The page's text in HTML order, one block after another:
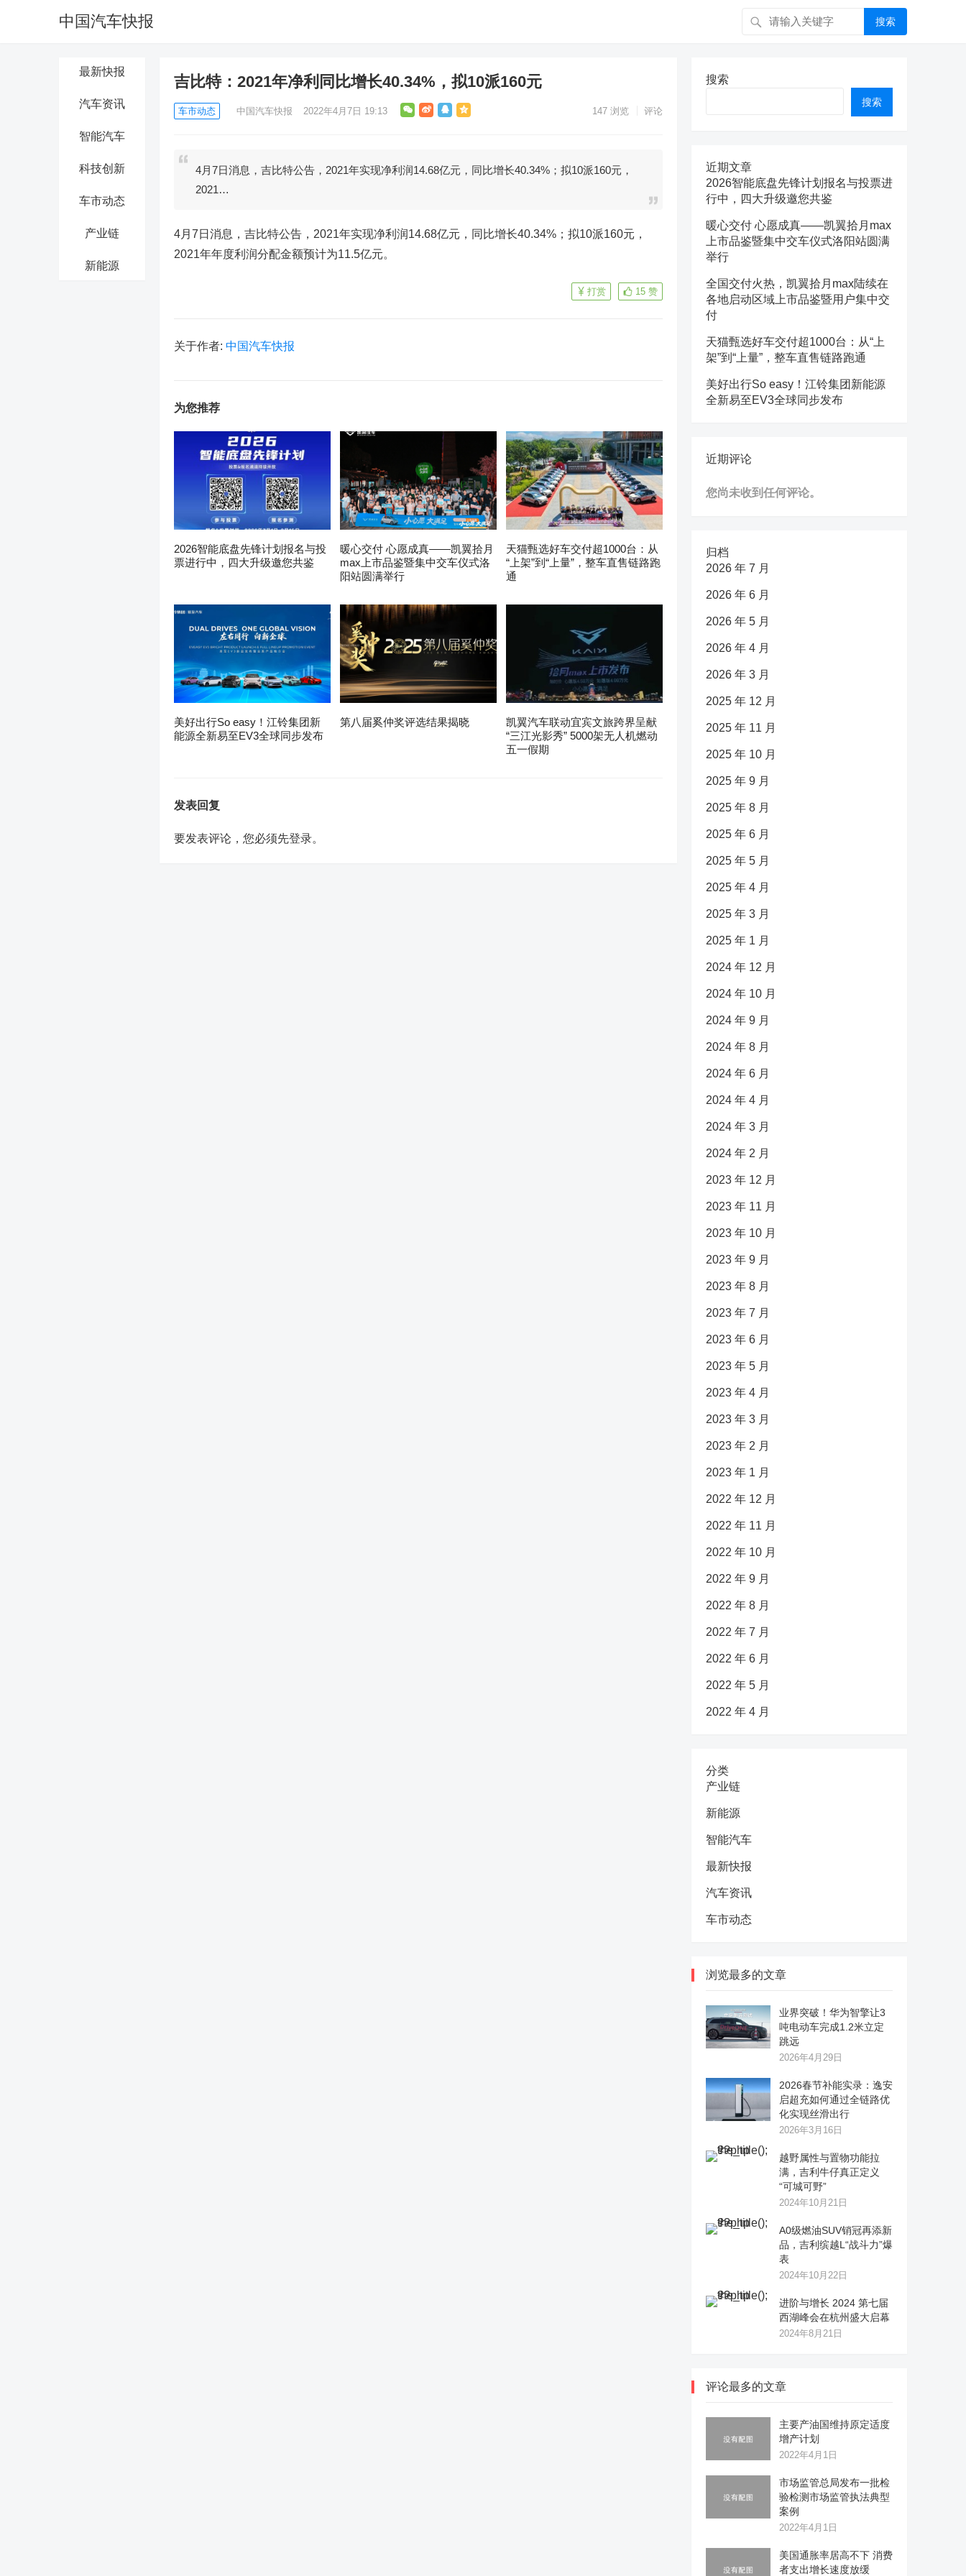
中国汽车快报 搜索
最新快报
汽车资讯
智能汽车
科技创新
车市动态
产业链
新能源
吉比特：2021年净利同比增长40.34%，拟10派160元
车市动态 中国汽车快报 2022年4月7日 19:13 147 浏览 评论
4月7日消息，吉比特公告，2021年实现净利润14.68亿元，同比增长40.34%；拟10派160元，
2021…
4月7日消息，吉比特公告，2021年实现净利润14.68亿元，同比增长40.34%；拟10派160元，
2021年年度利润分配金额预计为11.5亿元。
15 赞
打赏
关于作者: 中国汽车快报
为您推荐
2026智能底盘先锋计划报名与投
票进行中，四大升级邀您共鉴
暖心交付 心愿成真——凯翼拾月
max上市品鉴暨集中交车仪式洛
阳站圆满举行
天猫甄选好车交付超1000台：从
“上架”到“上量”，整车直售链路跑
通
美好出行So easy！江铃集团新
能源全新易至EV3全球同步发布
第八届奚仲奖评选结果揭晓
凯翼汽车联动宜宾文旅跨界呈献
“三江光影秀” 5000架无人机燃动
五一假期
发表回复
要发表评论，您必须先登录。
搜索
搜索
近期文章
2026智能底盘先锋计划报名与投票进
行中，四大升级邀您共鉴
暖心交付 心愿成真——凯翼拾月max
上市品鉴暨集中交车仪式洛阳站圆满
举行
全国交付火热，凯翼拾月max陆续在
各地启动区域上市品鉴暨用户集中交
付
天猫甄选好车交付超1000台：从“上
架”到“上量”，整车直售链路跑通
美好出行So easy！江铃集团新能源
全新易至EV3全球同步发布
近期评论
您尚未收到任何评论。
归档
2026 年 7 月
2026 年 6 月
2026 年 5 月
2026 年 4 月
2026 年 3 月
2025 年 12 月
2025 年 11 月
2025 年 10 月
2025 年 9 月
2025 年 8 月
2025 年 6 月
2025 年 5 月
2025 年 4 月
2025 年 3 月
2025 年 1 月
2024 年 12 月
2024 年 10 月
2024 年 9 月
2024 年 8 月
2024 年 6 月
2024 年 4 月
2024 年 3 月
2024 年 2 月
2023 年 12 月
2023 年 11 月
2023 年 10 月
2023 年 9 月
2023 年 8 月
2023 年 7 月
2023 年 6 月
2023 年 5 月
2023 年 4 月
2023 年 3 月
2023 年 2 月
2023 年 1 月
2022 年 12 月
2022 年 11 月
2022 年 10 月
2022 年 9 月
2022 年 8 月
2022 年 7 月
2022 年 6 月
2022 年 5 月
2022 年 4 月
分类
产业链
新能源
智能汽车
最新快报
汽车资讯
车市动态
浏览最多的文章
业界突破！华为智擎让3
吨电动车完成1.2米立定
跳远
2026年4月29日
2026春节补能实录：逸安
启超充如何通过全链路优
化实现丝滑出行
2026年3月16日
越野属性与置物功能拉
满，吉利牛仔真正定义
“可城可野”
2024年10月21日
A0级燃油SUV销冠再添新
品，吉利缤越L“战斗力”爆
表
2024年10月22日
进阶与增长 2024 第七届
西湖峰会在杭州盛大启幕
2024年8月21日
评论最多的文章
主要产油国维持原定适度
增产计划
2022年4月1日
市场监管总局发布一批检
验检测市场监管执法典型
案例
2022年4月1日
美国通胀率居高不下 消费
者支出增长速度放缓